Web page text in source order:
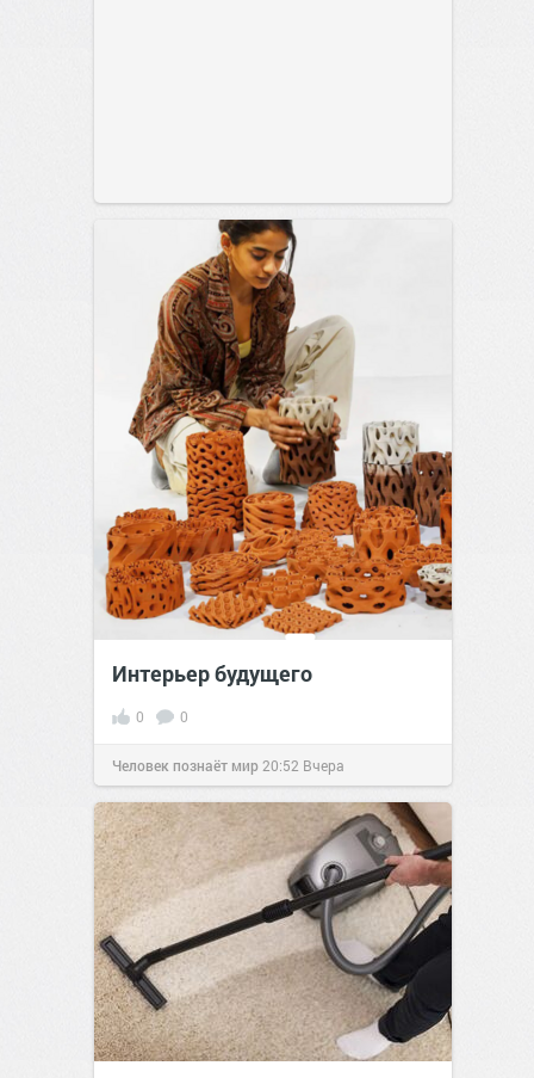
Интерьер будущего
0 0
Человек познаёт мир 20:52 Вчера